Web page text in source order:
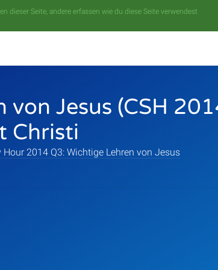
Seite, andere erfassen wie du diese Seite verwendest
von Jesus (CSH
Christi
2014 Q3: Wichtige Lehren von Jesus